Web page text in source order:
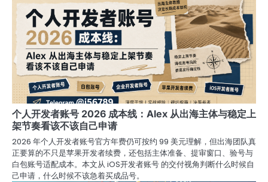
个人开发者账号 2026 成本线：Alex 从出海主体与稳定上
架节奏看该不该自己申请
2026 年个人开发者账号官方年费仍可按约 99 美元理解，但出海团队真
正要算的不只是苹果开发者续费，还包括主体准备、提审窗口、验号与
白包账号适配成本。本文从 iOS开发者账号 的交付视角判断什么时候自
己申请，什么时候不该急着买成品号。